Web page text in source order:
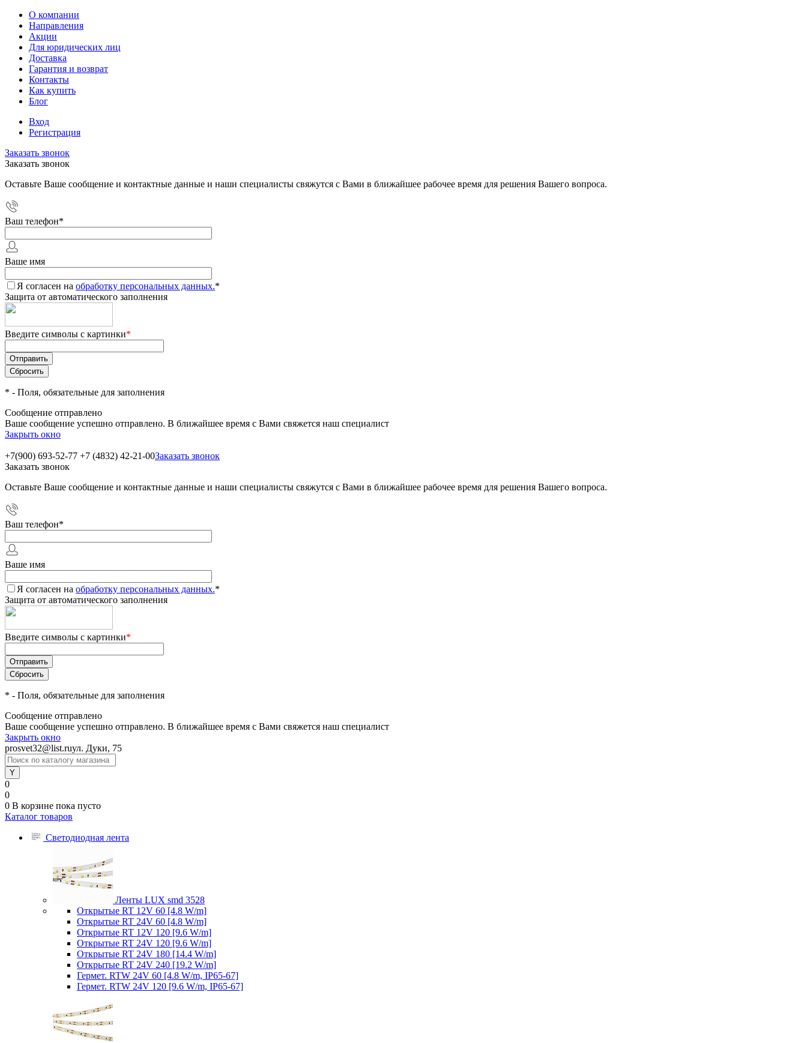
О компании
Направления
Акции
Для юридических лиц
Доставка
Гарантия и возврат
Контакты
Как купить
Блог
Вход
Регистрация
Заказать звонок
Заказать звонок
Оставьте Ваше сообщение и контактные данные и наши специалисты свяжутся с Вами в ближайшее рабочее время для решения Вашего вопроса.
Ваш телефон*
Ваше имя
Я согласен на обработку персональных данных.*
Защита от автоматического заполнения
Введите символы с картинки*
* - Поля, обязательные для заполнения
Сообщение отправлено
Ваше сообщение успешно отправлено. В ближайшее время с Вами свяжется наш специалист
Закрыть окно
+7(900) 693-52-77 +7 (4832) 42-21-00Заказать звонок
Заказать звонок
Оставьте Ваше сообщение и контактные данные и наши специалисты свяжутся с Вами в ближайшее рабочее время для решения Вашего вопроса.
Ваш телефон*
Ваше имя
Я согласен на обработку персональных данных.*
Защита от автоматического заполнения
Введите символы с картинки*
* - Поля, обязательные для заполнения
Сообщение отправлено
Ваше сообщение успешно отправлено. В ближайшее время с Вами свяжется наш специалист
Закрыть окно
prosvet32@list.ruул. Дуки, 75
0
0
0 В корзине пока пусто
Каталог товаров
Светодиодная лента
Ленты LUX smd 3528
Открытые RT 12V 60 [4.8 W/m]
Открытые RT 24V 60 [4.8 W/m]
Открытые RT 12V 120 [9.6 W/m]
Открытые RT 24V 120 [9.6 W/m]
Открытые RT 24V 180 [14.4 W/m]
Открытые RT 24V 240 [19.2 W/m]
Гермет. RTW 24V 60 [4.8 W/m, IP65-67]
Гермет. RTW 24V 120 [9.6 W/m, IP65-67]